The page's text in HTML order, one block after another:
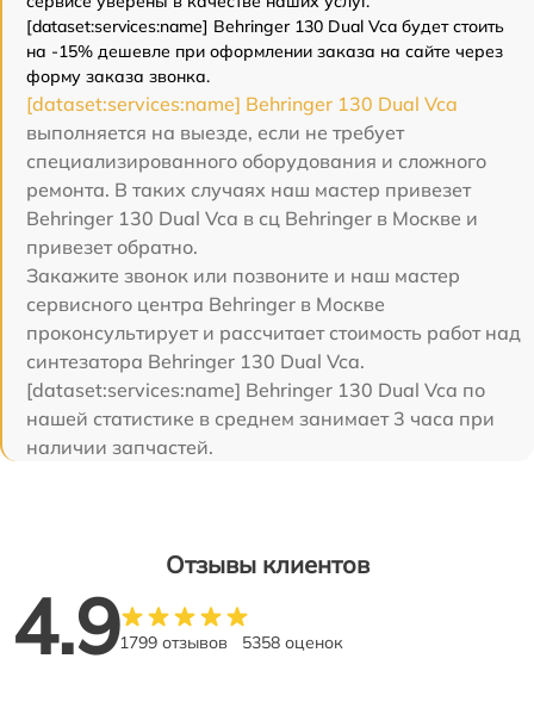
[dataset:services:name] Behringer 130 Dual Vca будет стоить
на -15% дешевле при оформлении заказа на сайте через
форму заказа звонка.
[dataset:services:name] Behringer 130 Dual Vca
выполняется на выезде, если не требует
специализированного оборудования и сложного
ремонта. В таких случаях наш мастер привезет
Behringer 130 Dual Vca в сц Behringer в Москве и
привезет обратно.
Закажите звонок или позвоните и наш мастер
сервисного центра Behringer в Москве
проконсультирует и рассчитает стоимость работ над
синтезатора Behringer 130 Dual Vca.
[dataset:services:name] Behringer 130 Dual Vca по
нашей статистике в среднем занимает 3 часа при
наличии запчастей.
Отзывы клиентов
4.91799 отзывов 5358 оценок